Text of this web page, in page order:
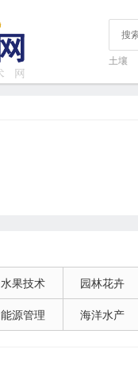
土壤
水果技术 园林花卉
能源管理 海洋水产